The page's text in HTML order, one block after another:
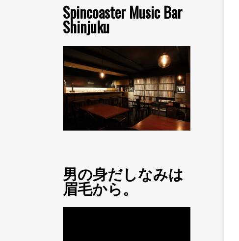
Spincoaster Music Bar
Shinjuku
男の身だしなみは
眉毛から。